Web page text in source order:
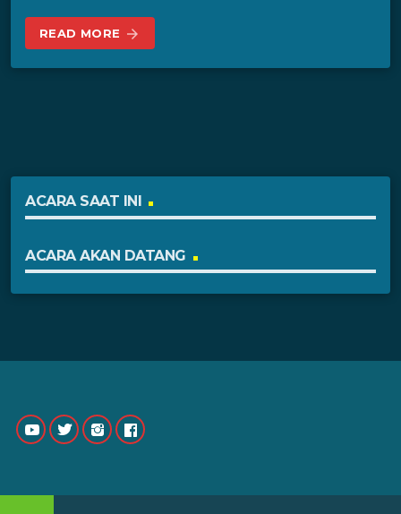
READ MORE arrow_forward
ACARA SAAT INI
ACARA AKAN DATANG